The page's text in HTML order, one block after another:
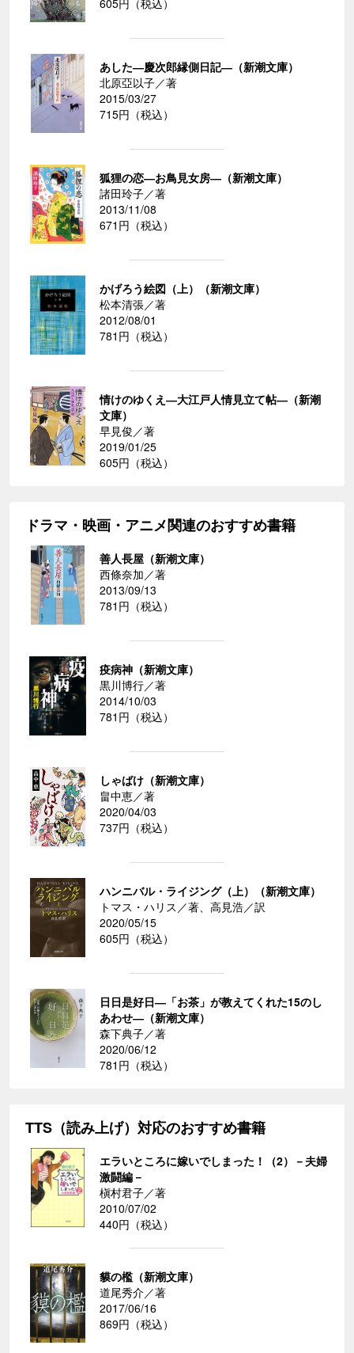
605円（税込）
あした―慶次郎縁側日記―（新潮文庫）
北原亞以子／著
2015/03/27
715円（税込）
狐狸の恋―お鳥見女房―（新潮文庫）
諸田玲子／著
2013/11/08
671円（税込）
かげろう絵図（上）（新潮文庫）
松本清張／著
2012/08/01
781円（税込）
情けのゆくえ―大江戸人情見立て帖―（新潮
文庫）
早見俊／著
2019/01/25
605円（税込）
ドラマ・映画・アニメ関連のおすすめ書籍
善人長屋（新潮文庫）
西條奈加／著
2013/09/13
781円（税込）
疫病神（新潮文庫）
黒川博行／著
2014/10/03
781円（税込）
しゃばけ（新潮文庫）
畠中恵／著
2020/04/03
737円（税込）
ハンニバル・ライジング（上）（新潮文庫）
トマス・ハリス／著、高見浩／訳
2020/05/15
605円（税込）
日日是好日―「お茶」が教えてくれた15のし
あわせ―（新潮文庫）
森下典子／著
2020/06/12
781円（税込）
TTS（読み上げ）対応のおすすめ書籍
エラいところに嫁いでしまった！（2）－夫婦
激闘編－
槇村君子／著
2010/07/02
440円（税込）
貘の檻（新潮文庫）
道尾秀介／著
2017/06/16
869円（税込）